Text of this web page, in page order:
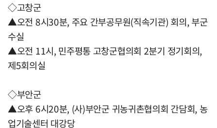
◇고창군
▲오전 8시30분, 주요 간부공무원(직속기관) 회의, 부군
수실
▲오전 11시, 민주평통 고창군협의회 2분기 정기회의,
제5회의실
◇부안군
▲오후 6시20분, (사)부안군 귀농귀촌협의회 간담회, 농
업기술센터 대강당